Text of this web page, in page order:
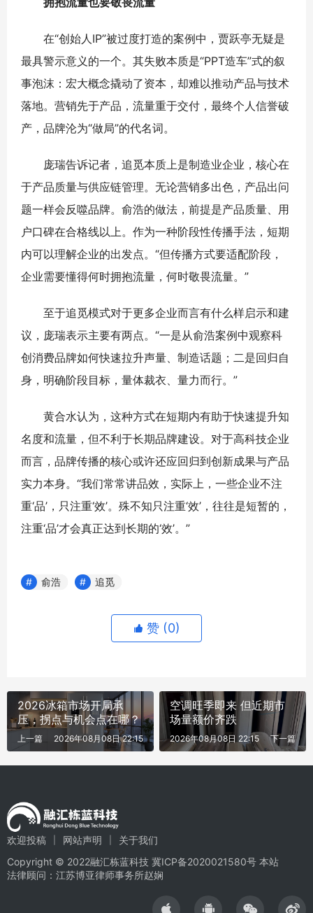
在“创始人IP”被过度打造的案例中，贾跃亭无疑是
最具警示意义的一个。其失败本质是“PPT造车”式的叙
事泡沫：宏大概念撬动了资本，却难以推动产品与技术
落地。营销先于产品，流量重于交付，最终个人信誉破
产，品牌沦为“做局”的代名词。
庞瑞告诉记者，追觅本质上是制造业企业，核心在
于产品质量与供应链管理。无论营销多出色，产品出问
题一样会反噬品牌。俞浩的做法，前提是产品质量、用
户口碑在合格线以上。作为一种阶段性传播手法，短期
内可以理解企业的出发点。“但传播方式要适配阶段，
企业需要懂得何时拥抱流量，何时敬畏流量。”
至于追觅模式对于更多企业而言有什么样启示和建
议，庞瑞表示主要有两点。“一是从俞浩案例中观察科
创消费品牌如何快速拉升声量、制造话题；二是回归自
身，明确阶段目标，量体裁衣、量力而行。”
黄合水认为，这种方式在短期内有助于快速提升知
名度和流量，但不利于长期品牌建设。对于高科技企业
而言，品牌传播的核心或许还应回归到创新成果与产品
实力本身。“我们常常讲品效，实际上，一些企业不注
重‘品’，只注重‘效’。殊不知只注重‘效’，往往是短暂的，
注重‘品’才会真正达到长期的‘效’。”
俞浩 追觅
赞 (0)
2026冰箱市场开局承
压，拐点与机会点在哪？
上一篇 2026年08月08日 22:15
空调旺季即来 但近期市
场量额价齐跌
下一篇
2026年08月08日 22:15
欢迎投稿 网站声明
关于我们
Copyright © 2022融汇栋蓝科技 冀ICP备2020021580号 本站
法律顾问：江苏博亚律师事务所赵娴